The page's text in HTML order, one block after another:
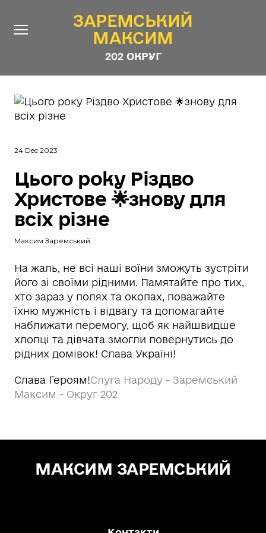
ЗАРЕМСЬКИЙ
МАКСИМ
202 ОКРУГ
ЗАРЕМСЬКИЙ
МАКСИМ
202 ОКРУГ
Новини
Програма
Анонімні опитування
24 Dec 2023
Цього року Різдво
Христове 🌟знову для
всіх різне
Максим Заремський
На жаль, не всі наші воїни зможуть зустріти
його зі своїми рідними. Памятайте про тих,
хто зараз у полях та окопах, поважайте
їхню мужність і відвагу та допомагайте
наближати перемогу, щоб як найшвидше
хлопці та дівчата змогли повернутись до
рідних домівок! Слава Україні!
Слава Героям!Слуга Народу - Заремський
Максим - Округ 202
МАКСИМ ЗАРЕМСЬКИЙ